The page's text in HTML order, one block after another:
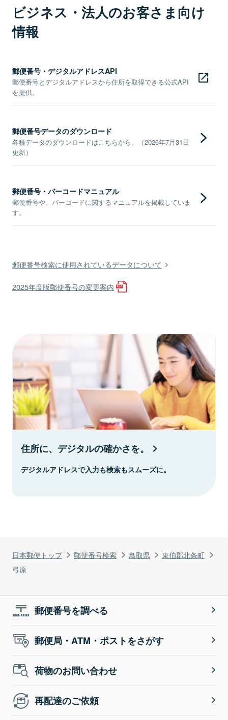
日本郵便トップ 郵便番号検索 鳥取県
東伯郡北条町
弓原
ビジネス・法人のお客さま向け
情報
郵便番号・デジタルアドレスAPI
郵便番号とデジタルアドレスから住所を取得できる公式API
を提供。
郵便番号データのダウンロード
各種データのダウンロードはこちらから。（2026年7月31日
更新）
郵便番号・バーコードマニュアル
郵便番号や、バーコードに関するマニュアルを掲載していま
す。
郵便番号検索に使用されているデータについて
2025年度版郵便番号の変更案内
住所に、デジタルの確かさを。
デジタルアドレスで入力も検索もスムーズに。
郵便番号を調べる
郵便局・ATM・ポストをさがす
荷物のお問い合わせ
再配達のご依頼